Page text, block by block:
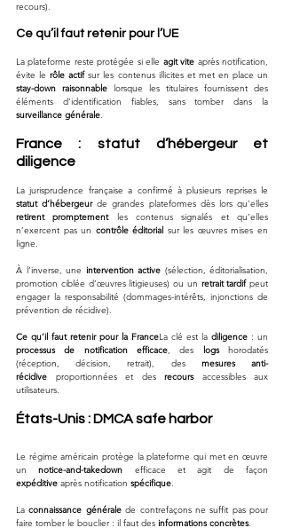
recours).
Ce qu’il faut retenir pour l’UE
La plateforme reste protégée si elle agit vite après notification,
évite le rôle actif
stay-down raisonnable lorsque les titulaires fournissent des
surveillance générale.
France : statut d’hébergeur et
diligence
statut d’hébergeur
retirent promptement les contenus signalés et qu’elles
n’exercent pas un contrôle éditorial sur les œuvres mises en
ligne.
À l’inverse, une intervention active (sélection, éditorialisation,
promotion ciblée d’œuvres litigieuses) ou un retrait tardif peut
engager la responsabilité (dommages-intérêts, injonctions de
prévention de récidive).
Ce qu’il faut retenir pour la FranceLa clé est la diligence
processus de notification efficace, des logs horodatés
(réception, décision, retrait), des mesures anti-
récidive proportionnées et des recours accessibles aux
utilisateurs.
États-Unis : DMCA safe harbor
Le régime américain protège la plateforme qui met en œuvre
un notice-and-takedown
expéditive après notification spécifique.
La connaissance générale de contrefaçons ne suffit pas pour
faire tomber le bouclier : il faut des informations concrètes.